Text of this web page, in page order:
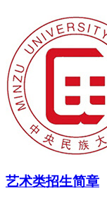
艺术类招生简章